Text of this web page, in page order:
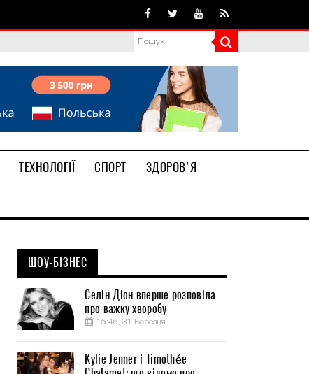
ТЕХНОЛОГІЇ СПОРТ
ЗДОРОВ'Я
ШОУ-БІЗНЕС
Селін Діон вперше розповіла
про важку хворобу
15:46, 31 Березня
Kylie Jenner і Timothée